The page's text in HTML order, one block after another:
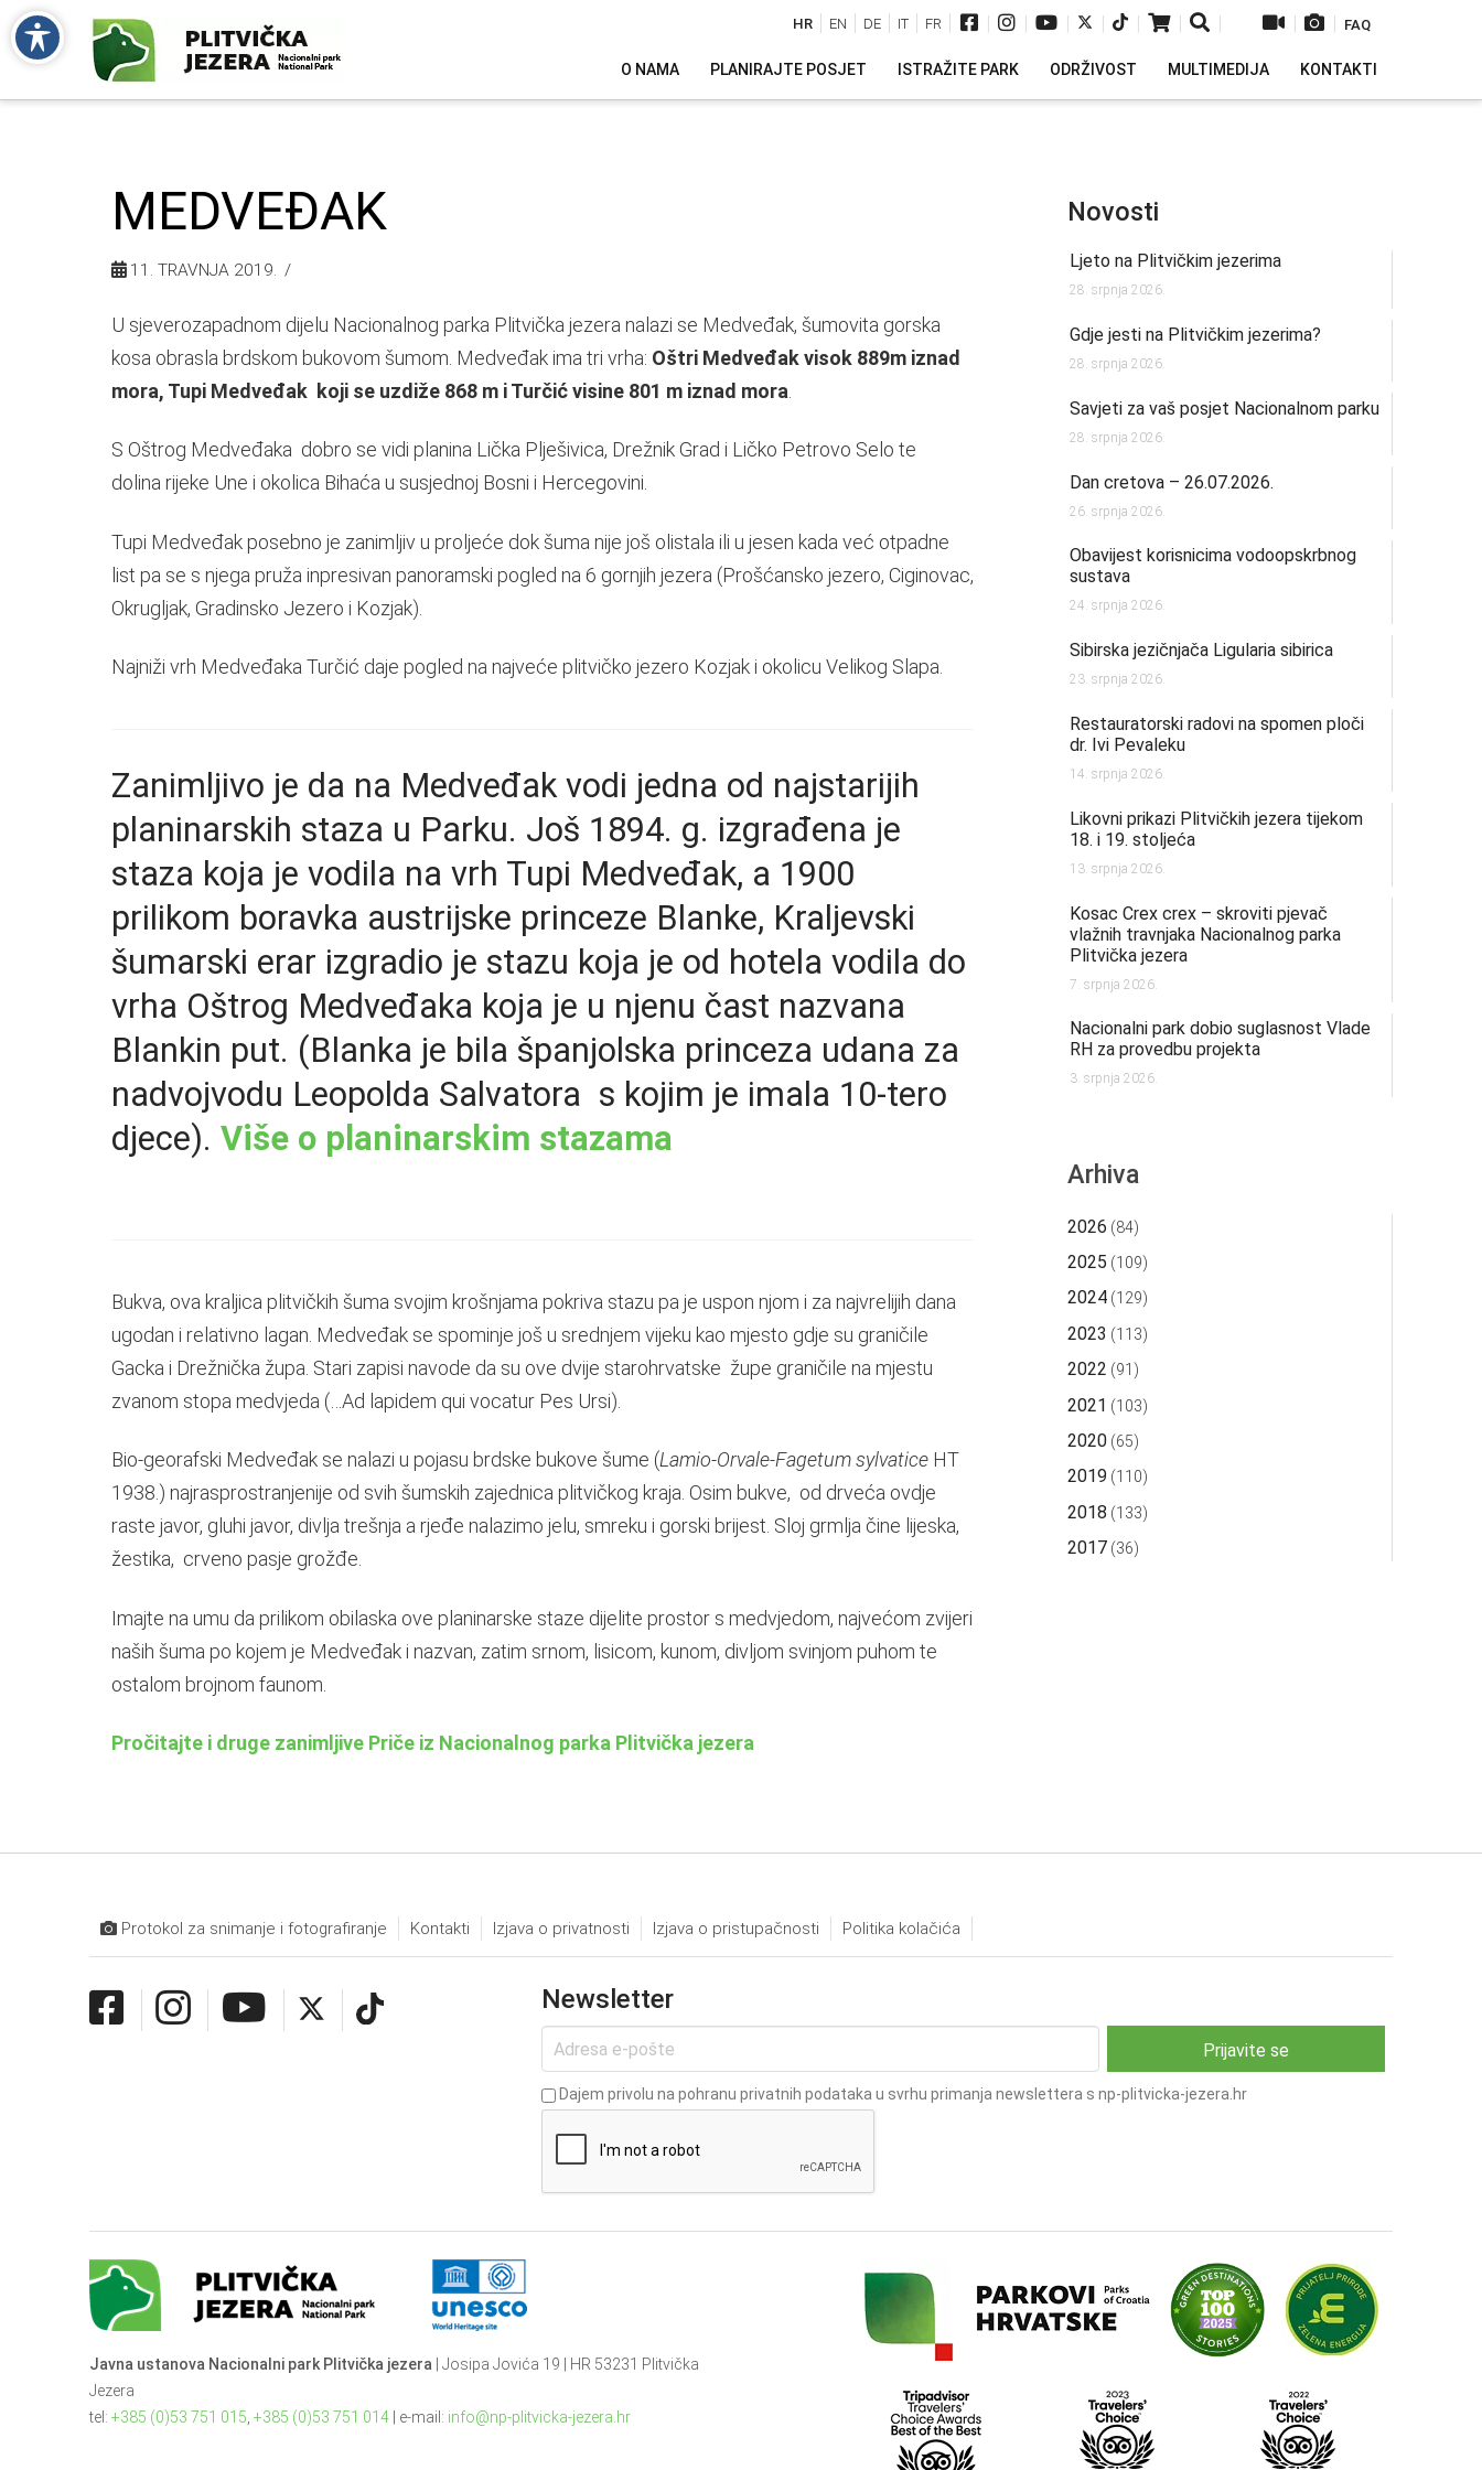
| | | | | | | | | FAQ
HR EN DE IT FR
O NAMA PLANIRAJTE POSJET ISTRAŽITE PARK ODRŽIVOST MULTIMEDIJA KONTAKTI
MEDVEĐAK
11. TRAVNJA 2019.
U sjeverozapadnom dijelu Nacionalnog parka Plitvička jezera nalazi se Medveđak, šumovita gorska
kosa obrasla brdskom bukovom šumom. Medveđak ima tri vrha: Oštri Medveđak visok 889m iznad
mora, Tupi Medveđak koji se uzdiže 868 m i Turčić visine 801 m iznad mora
S Oštrog Medveđaka dobro se vidi planina Lička Plješivica, Drežnik Grad i Ličko Petrovo Selo te
dolina rijeke Une i okolica Bihaća u susjednoj Bosni i Hercegovini.
Tupi Medveđak posebno je zanimljiv u proljeće dok šuma nije još olistala ili u jesen kada već otpadne
list pa se s njega pruža inpresivan panoramski pogled na 6 gornjih jezera (Prošćansko jezero, Ciginovac,
Okrugljak, Gradinsko Jezero i Kozjak).
Najniži vrh Medveđaka Turčić daje pogled na najveće plitvičko jezero Kozjak i okolicu Velikog Slapa.
Zanimljivo je da na Medveđak vodi jedna od najstarijih
planinarskih staza u Parku. Još 1894. g. izgrađena je
staza koja je vodila na vrh Tupi Medveđak, a 1900
prilikom boravka austrijske princeze Blanke, Kraljevski
šumarski erar izgradio je stazu koja je od hotela vodila do
vrha Oštrog Medveđaka koja je u njenu čast nazvana
Blankin put. (Blanka je bila španjolska princeza udana za
nadvojvodu Leopolda Salvatora s kojim je imala 10-tero
djece). Više o planinarskim stazama
Bukva, ova kraljica plitvičkih šuma svojim krošnjama pokriva stazu pa je uspon njom i za najvrelijih dana
ugodan i relativno lagan. Medveđak se spominje još u srednjem vijeku kao mjesto gdje su graničile
Gacka i Drežnička župa. Stari zapisi navode da su ove dvije starohrvatske župe graničile na mjestu
zvanom stopa medvjeda (…Ad lapidem qui vocatur Pes Ursi).
Bio-georafski Medveđak se nalazi u pojasu brdske bukove šume (Lamio-Orvale-Fagetum sylvaticeHT
1938.) najrasprostranjenije od svih šumskih zajednica plitvičkog kraja. Osim bukve, od drveća ovdje
raste javor, gluhi javor, divlja trešnja a rjeđe nalazimo jelu, smreku i gorski brijest. Sloj grmlja čine lijeska,
žestika, crveno pasje grožđe.
Imajte na umu da prilikom obilaska ove planinarske staze dijelite prostor s medvjedom, najvećom zvijeri
naših šuma po kojem je Medveđak i nazvan, zatim srnom, lisicom, kunom, divljom svinjom puhom te
ostalom brojnom faunom.
Pročitajte i druge zanimljive Priče iz Nacionalnog parka Plitvička jezera
Novosti
Ljeto na Plitvičkim jezerima
28. srpnja 2026.
Gdje jesti na Plitvičkim jezerima?
28. srpnja 2026.
Savjeti za vaš posjet Nacionalnom parku
28. srpnja 2026.
Dan cretova – 26.07.2026.
26. srpnja 2026.
Obavijest korisnicima vodoopskrbnog
sustava
24. srpnja 2026.
Sibirska jezičnjača Ligularia sibirica
23. srpnja 2026.
Restauratorski radovi na spomen ploči
dr. Ivi Pevaleku
14. srpnja 2026.
Likovni prikazi Plitvičkih jezera tijekom
18. i 19. stoljeća
13. srpnja 2026.
Kosac Crex crex – skroviti pjevač
vlažnih travnjaka Nacionalnog parka
Plitvička jezera
7. srpnja 2026.
Nacionalni park dobio suglasnost Vlade
RH za provedbu projekta
3. srpnja 2026.
Arhiva
2026 (84)
2025 (109)
2024 (129)
2023 (113)
2022 (91)
2021 (103)
2020 (65)
2019 (110)
2018 (133)
2017 (36)
Protokol za snimanje i fotografiranje Kontakti Izjava o privatnosti Izjava o pristupačnosti Politika kolačića
Newsletter
Dajem privolu na pohranu privatnih podataka u svrhu primanja newslettera s np-plitvicka-jezera.hr
Javna ustanova Nacionalni park Plitvička jezera | Josipa Jovića 19 | HR 53231 Plitvička
Jezera
tel: +385 (0)53 751 015 +385 (0)53 751 014| e-mail: info@np-plitvicka-jezera.hr